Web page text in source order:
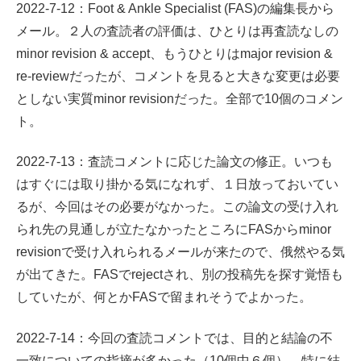
2022-7-12：Foot & Ankle Specialist (FAS)の編集長から
メール。２人の査読者の評価は、ひとりは再査読なしの
minor revision & accept、もうひとりはmajor revision &
re-reviewだったが、コメントを見ると大きな変更は必要
としない実質minor revisionだった。全部で10個のコメン
ト。
2022-7-13：査読コメントに応じた論文の修正。いつも
はすぐには取り掛かる気になれず、１日放っておいてい
るが、今回はその必要がなかった。この論文の受け入れ
られ先の見通しが立たなかったところにFASからminor
revisionで受け入れられるメールが来たので、俄然やる気
が出てきた。FASでrejectされ、別の投稿先を探す覚悟も
していたが、何とかFASで留まれそうでよかった。
2022-7-14：今回の査読コメントでは、目的と結論の不